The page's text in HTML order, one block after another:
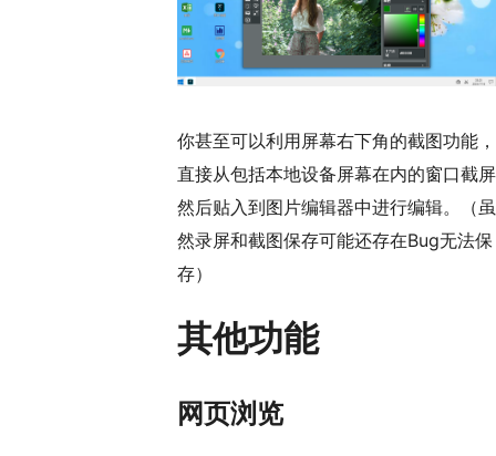
你甚至可以利用屏幕右下角的截图功能，
直接从包括本地设备屏幕在内的窗口截屏
然后贴入到图片编辑器中进行编辑。（虽
然录屏和截图保存可能还存在Bug无法保
存）
其他功能
网页浏览